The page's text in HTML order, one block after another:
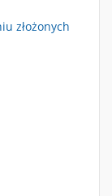
złożonych